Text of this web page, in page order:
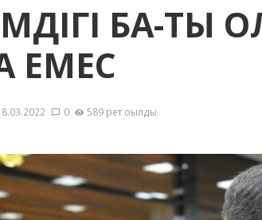
БАҚ-ТЫ
ЕМЕС
0 589 рет оқылды